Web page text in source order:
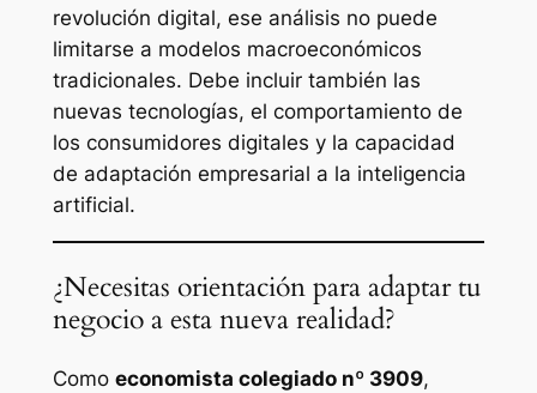
revolución digital, ese análisis no puede
limitarse a modelos macroeconómicos
tradicionales. Debe incluir también las
nuevas tecnologías, el comportamiento de
los consumidores digitales y la capacidad
de adaptación empresarial a la inteligencia
artificial.
¿Necesitas orientación para adaptar tu
negocio a esta nueva realidad?
Como economista colegiado nº 3909,